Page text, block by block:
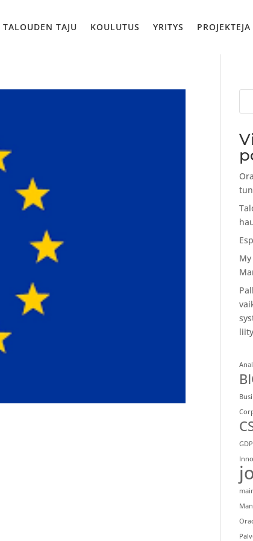
TALOUDEN TAJU KOULUTUS YRITYS PROJEKTEJA